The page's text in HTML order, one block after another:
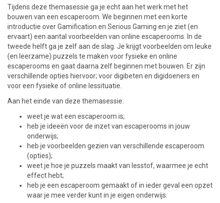
Tijdens deze themasessie ga je echt aan het werk met het
bouwen van een escaperoom. We beginnen met een korte
introductie over Gamification en Serious Gaming en je ziet (en
ervaart) een aantal voorbeelden van online escaperooms. In de
tweede helft ga je zelf aan de slag. Je krijgt voorbeelden om leuke
(en leerzame) puzzels te maken voor fysieke en online
escaperooms en gaat daarna zelf beginnen met bouwen. Er zijn
verschillende opties hiervoor; voor digibeten en digidoeners en
voor een fysieke of online lessituatie.
Aan het einde van deze themasessie:
weet je wat een escaperoom is;
heb je ideeën voor de inzet van escaperooms in jouw
onderwijs;
heb je voorbeelden gezien van verschillende escaperoom
(opties);
weet je hoe je puzzels maakt van lesstof, waarmee je echt
effect hebt;
heb je een escaperoom gemaakt of in ieder geval een opzet
waar je mee verder kunt in je eigen onderwijs.